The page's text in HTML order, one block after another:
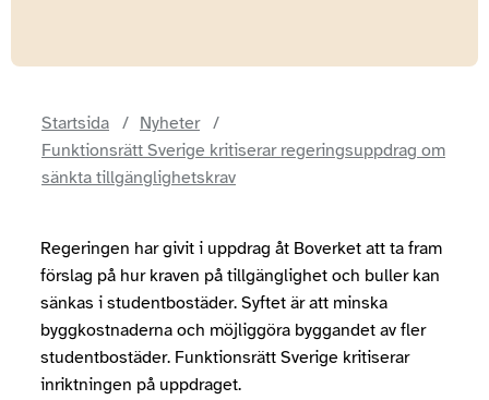
Startsida
Nyheter
Funktionsrätt Sverige kritiserar regeringsuppdrag om
sänkta tillgänglighetskrav
Regeringen har givit i uppdrag åt Boverket att ta fram
förslag på hur kraven på tillgänglighet och buller kan
sänkas i studentbostäder. Syftet är att minska
byggkostnaderna och möjliggöra byggandet av fler
studentbostäder. Funktionsrätt Sverige kritiserar
inriktningen på uppdraget.